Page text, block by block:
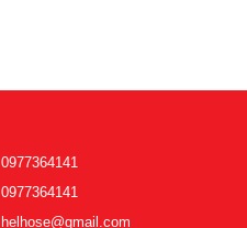
0977364141
0977364141
helhose@gmail.com